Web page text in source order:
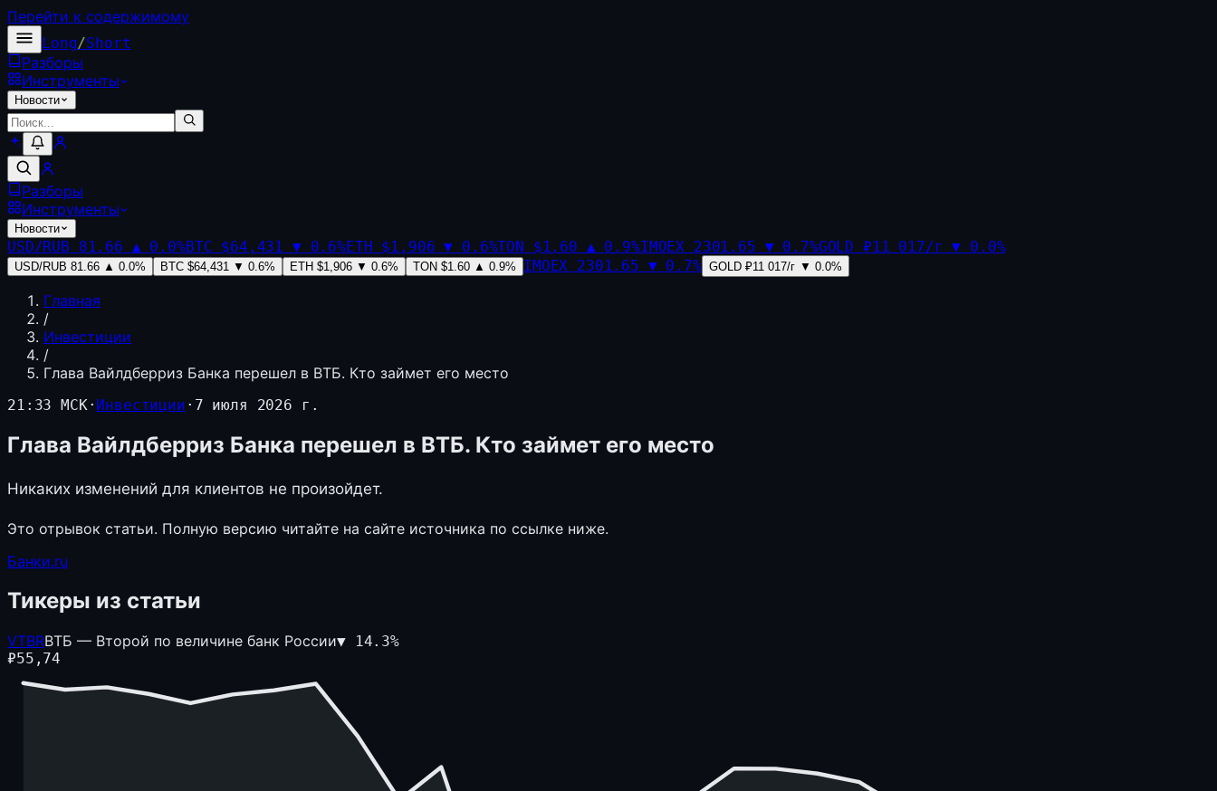
Перейти к содержимому
Long/Short
Разборы
Инструменты
Новости
Разборы
Инструменты
Новости
USD/RUB 81.66 ▲ 0.0%BTC $64,431 ▼ 0.6%ETH $1,906 ▼ 0.6%TON $1.60 ▲ 0.9%IMOEX 2301.65 ▼ 0.7%GOLD ₽11 017/г ▼ 0.0%
USD/RUB 81.66 ▲ 0.0% BTC $64,431 ▼ 0.6% ETH $1,906 ▼ 0.6% TON $1.60 ▲ 0.9% IMOEX 2301.65 ▼ 0.7% GOLD ₽11 017/г ▼ 0.0%
Главная
/
Инвестиции
/
Глава Вайлдберриз Банка перешел в ВТБ. Кто займет его место
21:33 МСК· Инвестиции · 7 июля 2026 г.
Глава Вайлдберриз Банка перешел в ВТБ. Кто займет его место
Никаких изменений для клиентов не произойдет.
Это отрывок статьи. Полную версию читайте на сайте источника по ссылке ниже.
Банки.ru
Тикеры из статьи
VTBRВТБ — Второй по величине банк России▼ 14.3%
₽55,74